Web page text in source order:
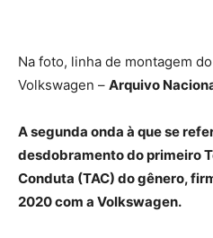
Na foto, linha de montagem
Volkswagen – Arquivo
A segunda onda à que se
desdobramento do primeiro
Conduta (TAC) do gênero,
2020 com a Volkswagen.